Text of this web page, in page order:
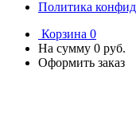
Политика
Корзина 0
На сумму 0 руб.
Оформить заказ